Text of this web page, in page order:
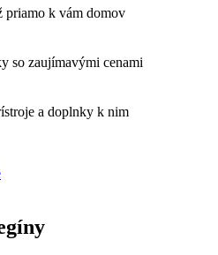
priamo k vám domov
so zaujímavými cenami
a doplnky k nim